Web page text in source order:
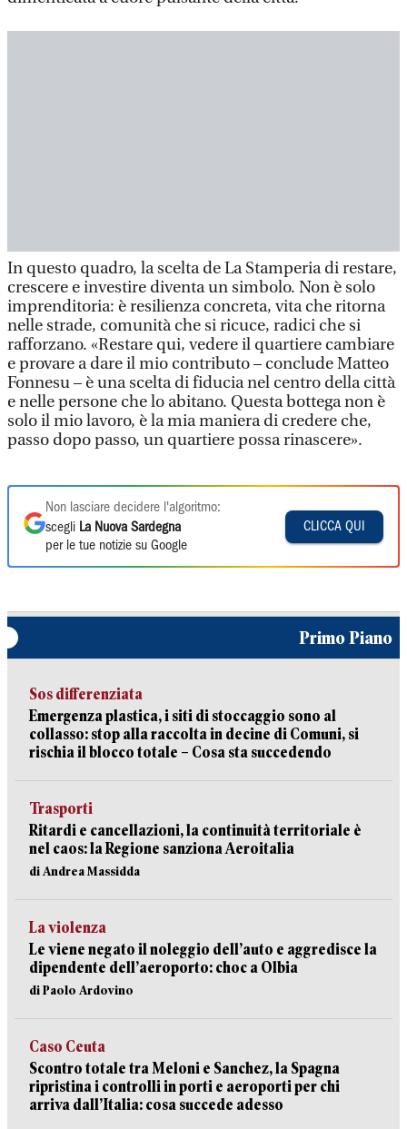
In questo quadro, la scelta de La Stamperia di restare,
crescere e investire diventa un simbolo. Non è solo
imprenditoria: è resilienza concreta, vita che ritorna
nelle strade, comunità che si ricuce, radici che si
rafforzano. «Restare qui, vedere il quartiere cambiare
e provare a dare il mio contributo – conclude Matteo
Fonnesu – è una scelta di fiducia nel centro della città
e nelle persone che lo abitano. Questa bottega non è
solo il mio lavoro, è la mia maniera di credere che,
passo dopo passo, un quartiere possa rinascere».
Non lasciare decidere l'algoritmo:
scegli La Nuova Sardegna
per le tue notizie su Google
CLICCA QUI
Primo Piano
Sos differenziata
Emergenza plastica, i siti di stoccaggio sono al
collasso: stop alla raccolta in decine di Comuni, si
rischia il blocco totale – Cosa sta succedendo
Trasporti
Ritardi e cancellazioni, la continuità territoriale è
nel caos: la Regione sanziona Aeroitalia
di Andrea Massidda
La violenza
Le viene negato il noleggio dell’auto e aggredisce la
dipendente dell’aeroporto: choc a Olbia
di Paolo Ardovino
Caso Ceuta
Scontro totale tra Meloni e Sanchez, la Spagna
ripristina i controlli in porti e aeroporti per chi
arriva dall’Italia: cosa succede adesso